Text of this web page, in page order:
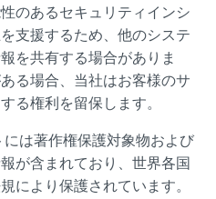
のあるセキュリティインシ
支援するため、他のシステ
を共有する場合がありま
る場合、当社はお客様のサ
る権利を留保します。
には著作権保護対象物および
が含まれており、世界各国
により保護されています。